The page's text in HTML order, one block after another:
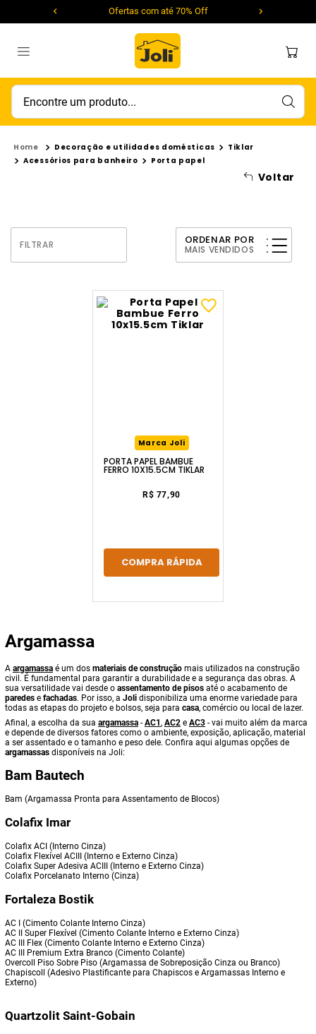
Ofertas com até 70% Off
Encontre um produto...
Voltar
Decoração e utilidades domésticas
Tiklar
Acessórios para banheiro
Porta papel
FILTRAR ORDENAR POR
MAIS VENDIDOS
Marca Joli
PORTA PAPEL BAMBUE
FERRO 10X15.5CM TIKLAR
R$ 77,90
COMPRA RÁPIDA
Argamassa
A argamassa é um dos materiais de construção mais utilizados na construção
civil. É fundamental para garantir a durabilidade e a segurança das obras. A
sua versatilidade vai desde o assentamento de pisos até o acabamento de
paredes e fachadas. Por isso, a Joli disponibiliza uma enorme variedade para
todas as etapas do projeto e bolsos, seja para casa, comércio ou local de lazer.
Afinal, a escolha da sua argamassa - AC1 , AC2 e AC3 - vai muito além da marca
e depende de diversos fatores como o ambiente, exposição, aplicação, material
a ser assentado e o tamanho e peso dele. Confira aqui algumas opções de
argamassas disponíveis na Joli:
Bam Bautech
Bam (Argamassa Pronta para Assentamento de Blocos)
Colafix Imar
Colafix ACI (Interno Cinza)
Colafix Flexível ACIII (Interno e Externo Cinza)
Colafix Super Adesiva ACIII (Interno e Externo Cinza)
Colafix Porcelanato Interno (Cinza)
Fortaleza Bostik
AC I (Cimento Colante Interno Cinza)
AC II Super Flexível (Cimento Colante Interno e Externo Cinza)
AC III Flex (Cimento Colante Interno e Externo Cinza)
AC III Premium Extra Branco (Cimento Colante)
Overcoll Piso Sobre Piso (Argamassa de Sobreposição Cinza ou Branco)
Chapiscoll (Adesivo Plastificante para Chapiscos e Argamassas Interno e
Externo)
Quartzolit Saint-Gobain